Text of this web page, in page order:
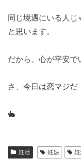
同じ境遇にいる人
と思います。
だから、心が平安で
さ、今日は恋マジだ
🐇
妊活 妊娠